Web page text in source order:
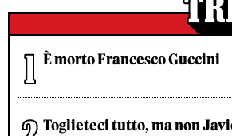
È morto Francesco Guccini
Toglieteci tutto, ma non